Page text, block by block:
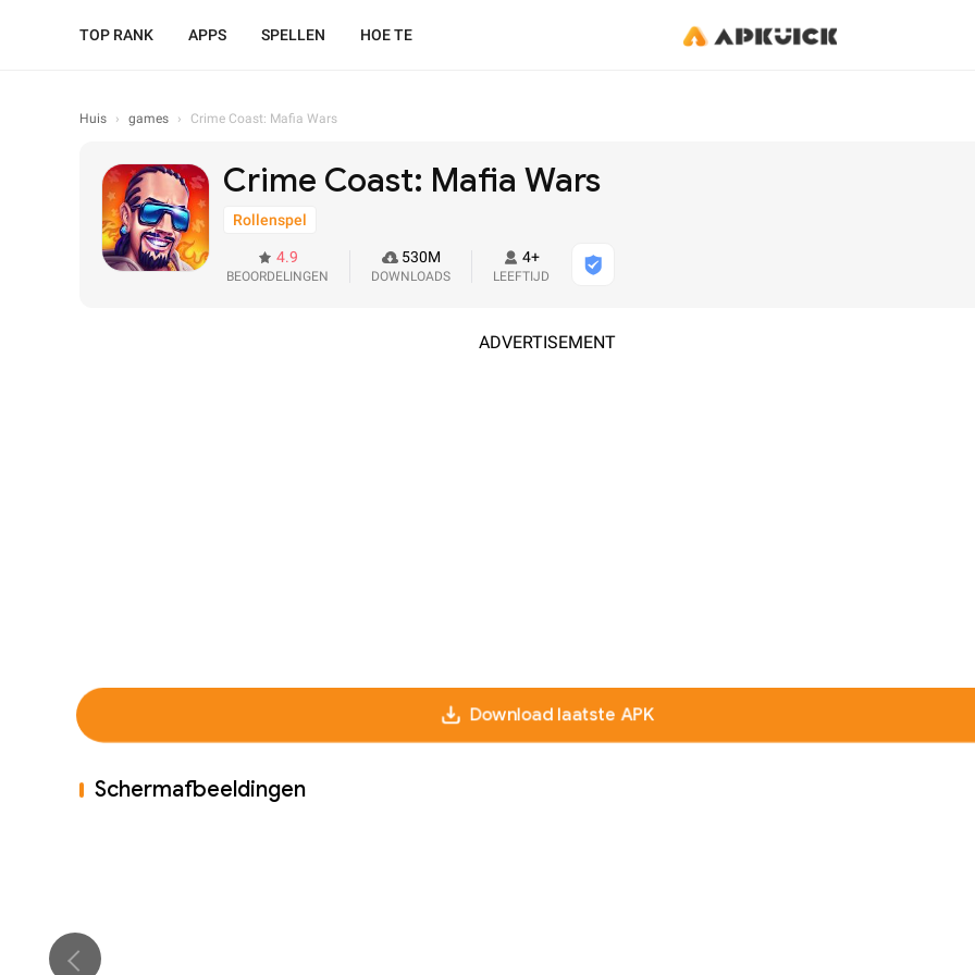
TOP RANK APPS SPELLEN HOE TE
Huis › games › Crime Coast: Mafia Wars
Crime Coast: Mafia Wars
Rollenspel
4.9
BEOORDELINGEN
530M
DOWNLOADS
4+
LEEFTIJD
ADVERTISEMENT
Download laatste APK
Schermafbeeldingen